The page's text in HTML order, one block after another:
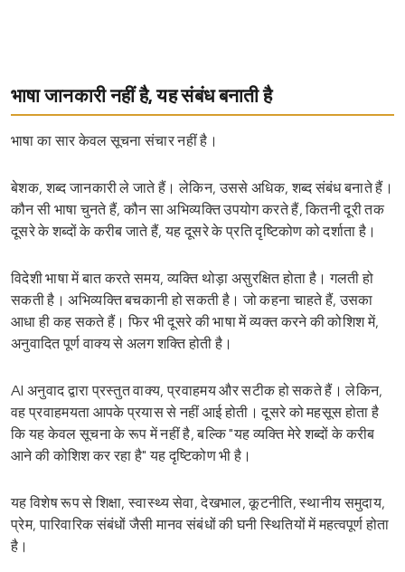
भाषा जानकारी नहीं है, यह संबंध बनाती है
भाषा का सार केवल सूचना संचार नहीं है।
बेशक, शब्द जानकारी ले जाते हैं। लेकिन, उससे अधिक, शब्द संबंध बनाते हैं।
कौन सी भाषा चुनते हैं, कौन सा अभिव्यक्ति उपयोग करते हैं, कितनी दूरी तक
दूसरे के शब्दों के करीब जाते हैं, यह दूसरे के प्रति दृष्टिकोण को दर्शाता है।
विदेशी भाषा में बात करते समय, व्यक्ति थोड़ा असुरक्षित होता है। गलती हो
सकती है। अभिव्यक्ति बचकानी हो सकती है। जो कहना चाहते हैं, उसका
आधा ही कह सकते हैं। फिर भी दूसरे की भाषा में व्यक्त करने की कोशिश में,
अनुवादित पूर्ण वाक्य से अलग शक्ति होती है।
AI अनुवाद द्वारा प्रस्तुत वाक्य, प्रवाहमय और सटीक हो सकते हैं। लेकिन,
वह प्रवाहमयता आपके प्रयास से नहीं आई होती। दूसरे को महसूस होता है
कि यह केवल सूचना के रूप में नहीं है, बल्कि "यह व्यक्ति मेरे शब्दों के करीब
आने की कोशिश कर रहा है" यह दृष्टिकोण भी है।
यह विशेष रूप से शिक्षा, स्वास्थ्य सेवा, देखभाल, कूटनीति, स्थानीय समुदाय,
प्रेम, पारिवारिक संबंधों जैसी मानव संबंधों की घनी स्थितियों में महत्वपूर्ण होता
है।